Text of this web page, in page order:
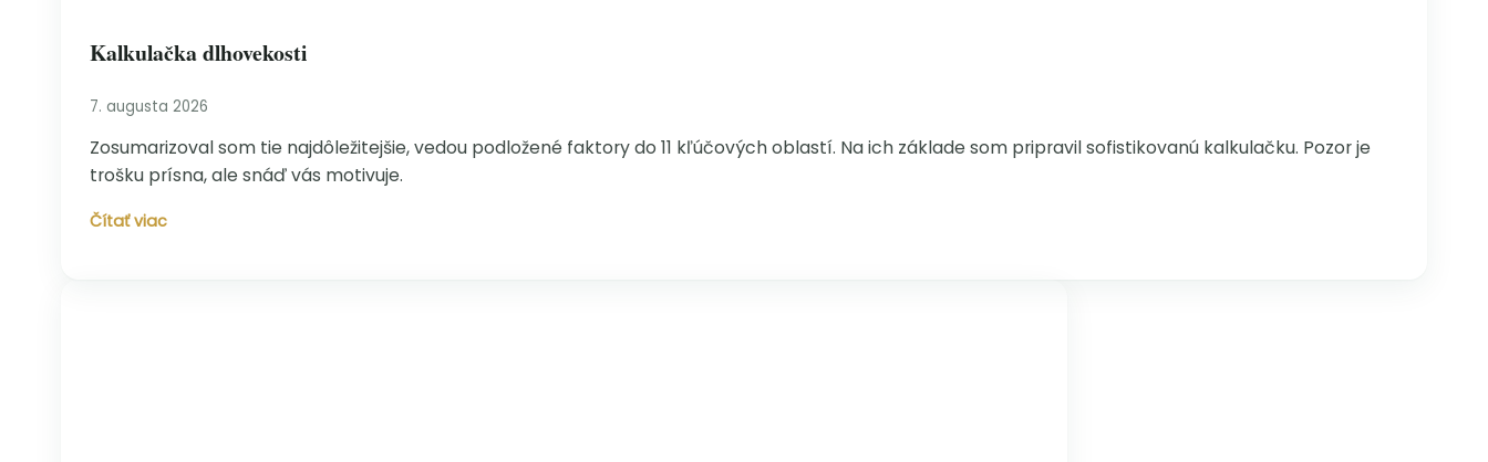
Kalkulačka dlhovekosti
7. augusta 2026
Zosumarizoval som tie najdôležitejšie, vedou podložené faktory do 11 kľúčových oblastí. Na ich základe som pripravil sofistikovanú kalkulačku. Pozor je
trošku prísna, ale snáď vás motivuje.
Kalkulačka
Čítať viac